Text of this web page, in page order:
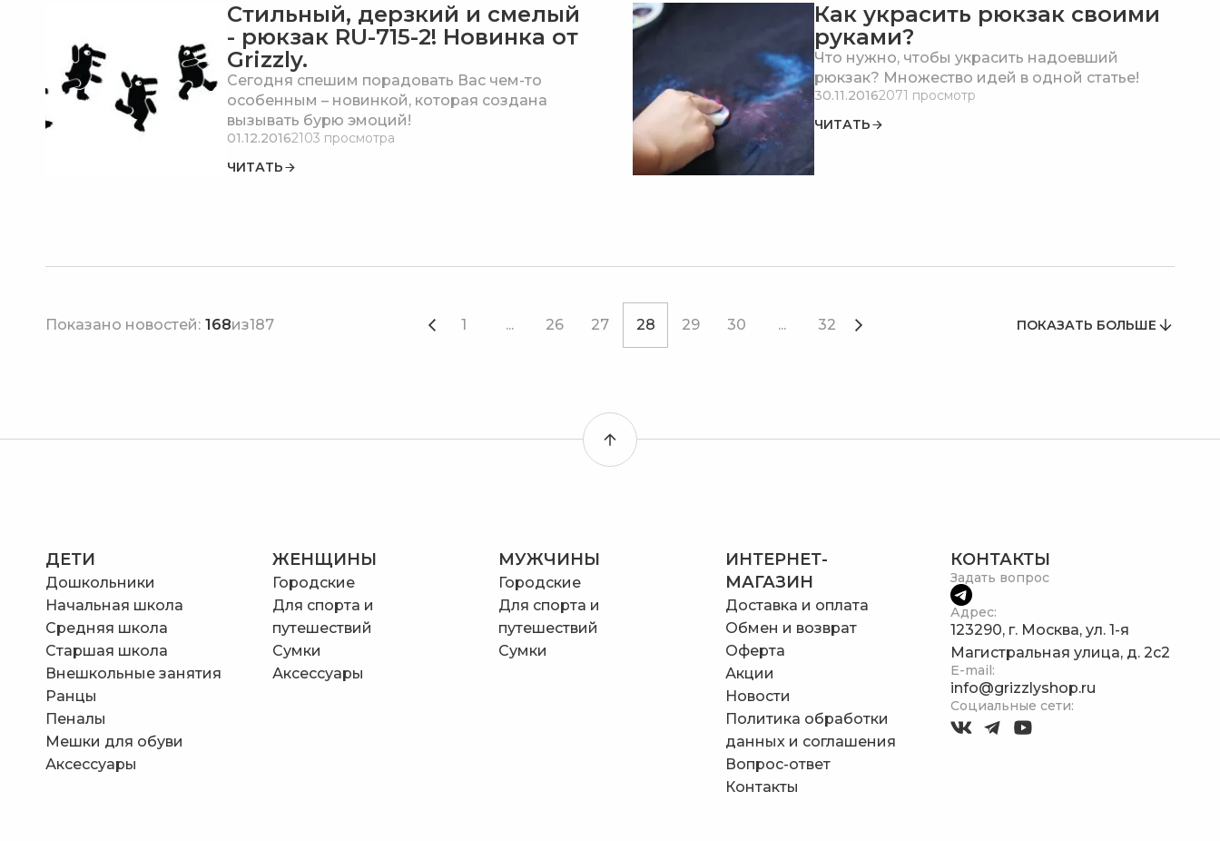
Стильный, дерзкий и смелый
- рюкзак RU-715-2! Новинка от
Grizzly.
Сегодня спешим порадовать Вас чем-то
особенным – новинкой, которая создана
вызывать бурю эмоций!
01.12.20162103 просмотра
ЧИТАТЬ
Как украсить рюкзак своими
руками?
Что нужно, чтобы украсить надоевший
рюкзак? Множество идей в одной статье!
30.11.20162071 просмотр
ЧИТАТЬ
Показано новостей: 168из187 1 ... 26 27 28 29 30 ... 32 ПОКАЗАТЬ БОЛЬШЕ
ДЕТИ
Дошкольники
Начальная школа
Средняя школа
Старшая школа
Внешкольные занятия
Ранцы
Пеналы
Мешки для обуви
Аксессуары
ЖЕНЩИНЫ
Городские
Для спорта и
путешествий
Сумки
Аксессуары
МУЖЧИНЫ
Городские
Для спорта и
путешествий
Сумки
ИНТЕРНЕТ-
МАГАЗИН
Доставка и оплата
Обмен и возврат
Оферта
Акции
Новости
Политика обработки
данных и соглашения
Вопрос-ответ
Контакты
КОНТАКТЫ
Задать вопрос
Адрес:
123290, г. Москва, ул. 1-я
Магистральная улица, д. 2с2
E-mail:
info@grizzlyshop.ru
Социальные сети: